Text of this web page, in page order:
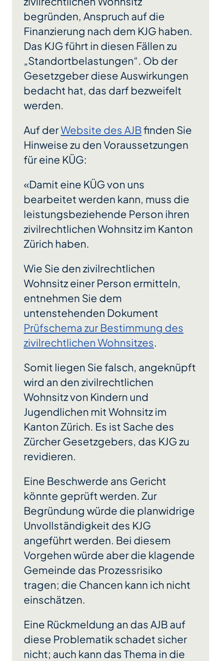
begründen, Anspruch auf die
Finanzierung nach dem KJG haben.
Das KJG führt in diesen Fällen zu
„Standortbelastungen“. Ob der
Gesetzgeber diese Auswirkungen
bedacht hat, das darf bezweifelt
werden.
Auf derWebsite des AJBfinden Sie
Hinweise zu den Voraussetzungen
für eine KÜG:
«Damit eine KÜG von uns
bearbeitet werden kann, muss die
leistungsbeziehende Person ihren
zivilrechtlichen Wohnsitz im Kanton
Zürich haben.
Wie Sie den zivilrechtlichen
Wohnsitz einer Person ermitteln,
entnehmen Sie dem
untenstehenden Dokument
Prüfschema zur Bestimmung des
zivilrechtlichen Wohnsitzes.
Somit liegen Sie falsch, angeknüpft
wird an den zivilrechtlichen
Wohnsitz von Kindern und
Jugendlichen mit Wohnsitz im
Kanton Zürich. Es ist Sache des
Zürcher Gesetzgebers, das KJG zu
revidieren.
Eine Beschwerde ans Gericht
könnte geprüft werden. Zur
Begründung würde die planwidrige
Unvollständigkeit des KJG
angeführt werden. Bei diesem
Vorgehen würde aber die klagende
Gemeinde das Prozessrisiko
tragen; die Chancen kann ich nicht
einschätzen.
Eine Rückmeldung an das AJB auf
diese Problematik schadet sicher
nicht; auch kann das Thema in die